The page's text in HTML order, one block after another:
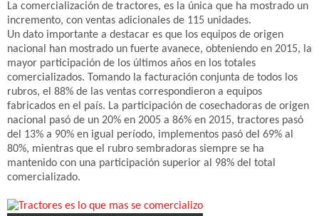
La comercialización de tractores, es la única que ha mostrado un
incremento, con ventas adicionales de 115 unidades.
Un dato importante a destacar es que los equipos de origen
nacional han mostrado un fuerte avanece, obteniendo en 2015, la
mayor participación de los últimos años en los totales
comercializados. Tomando la facturación conjunta de todos los
rubros, el 88% de las ventas correspondieron a equipos
fabricados en el país. La participación de cosechadoras de origen
nacional pasó de un 20% en 2005 a 86% en 2015, tractores pasó
del 13% a 90% en igual período, implementos pasó del 69% al
80%, mientras que el rubro sembradoras siempre se ha
mantenido con una participación superior al 98% del total
comercializado.